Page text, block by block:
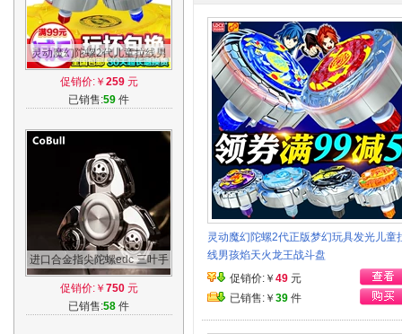
灵动魔幻陀螺2代儿童拉线男
孩玩具战斗王焰天火龙王梦幻
陀螺套装
促销价:￥ 259元
已销售:59 件
进口合金指尖陀螺edc 三叶手
指陀螺盗梦空间指间螺旋成人
减压玩具
促销价:￥ 750元
已销售:58 件
灵动魔幻陀螺2代正版梦幻玩具发光儿童
线男孩焰天火龙王战斗盘
促销价:￥ 49 元
已销售:￥ 39 件